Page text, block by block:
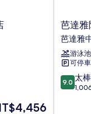
芭
達
雅
阿
瑪
瑞
酒
芭達雅
芭達雅
游泳池
可停車
9.0
分，
9.0 太